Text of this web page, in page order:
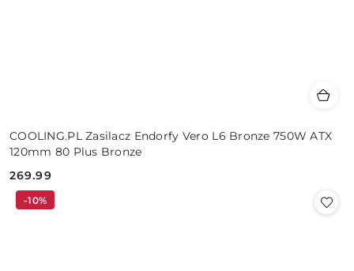
COOLING.PL Zasilacz Endorfy Vero L6 Bronze 750W ATX
120mm 80 Plus Bronze
Cena:
269.99
-10%